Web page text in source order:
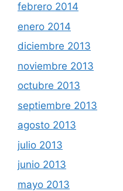
febrero 2014
enero 2014
diciembre 2013
noviembre 2013
octubre 2013
septiembre 2013
agosto 2013
julio 2013
junio 2013
mayo 2013